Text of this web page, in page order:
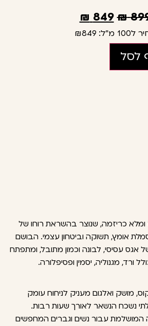
₪
849
₪
מ"ל: ₪849
לסל
ומלא כריזמה, שנוצר בהשראת רוחו של
אומץ, תשוקה וביטחון עצמי. הבושם
אגס עסיסי, לבונה וכמון מתובל, ומתפתח
ורד, מגנוליה, יסמין ופסיפלורה.
מושק ואלגום מעניק לניחוח עומק
נשכח הנשאר לאורך שעות רבות.
המושלמת עבור נשים וגברים המחפשים